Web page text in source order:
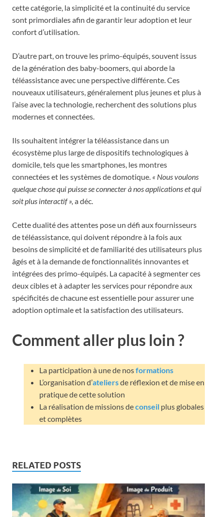
cette catégorie, la simplicité et la continuité du service
sont primordiales afin de garantir leur adoption et leur
confort d’utilisation.
D’autre part, on trouve les primo-équipés, souvent issus
de la génération des baby-boomers, qui aborde la
téléassistance avec une perspective différente. Ces
nouveaux utilisateurs, généralement plus jeunes et plus à
l’aise avec la technologie, recherchent des solutions plus
modernes et connectées.
Ils souhaitent intégrer la téléassistance dans un
écosystème plus large de dispositifs technologiques à
domicile, tels que les smartphones, les montres
connectées et les systèmes de domotique. « Nous voulons
quelque chose qui puisse se connecter à nos applications et qui
soit plus interactif », a déc.
Cette dualité des attentes pose un défi aux fournisseurs
de téléassistance, qui doivent répondre à la fois aux
besoins de simplicité et de familiarité des utilisateurs plus
âgés et à la demande de fonctionnalités innovantes et
intégrées des primo-équipés. La capacité à segmenter ces
deux cibles et à adapter les services pour répondre aux
spécificités de chacune est essentielle pour assurer une
adoption optimale et la satisfaction des utilisateurs.
Comment aller plus loin ?
La participation à une de nosformations
L’organisation d’ateliersde réflexion et de mise en
pratique de cette solution
La réalisation de missions deconseil plus globales
et complètes
RELATED POSTS